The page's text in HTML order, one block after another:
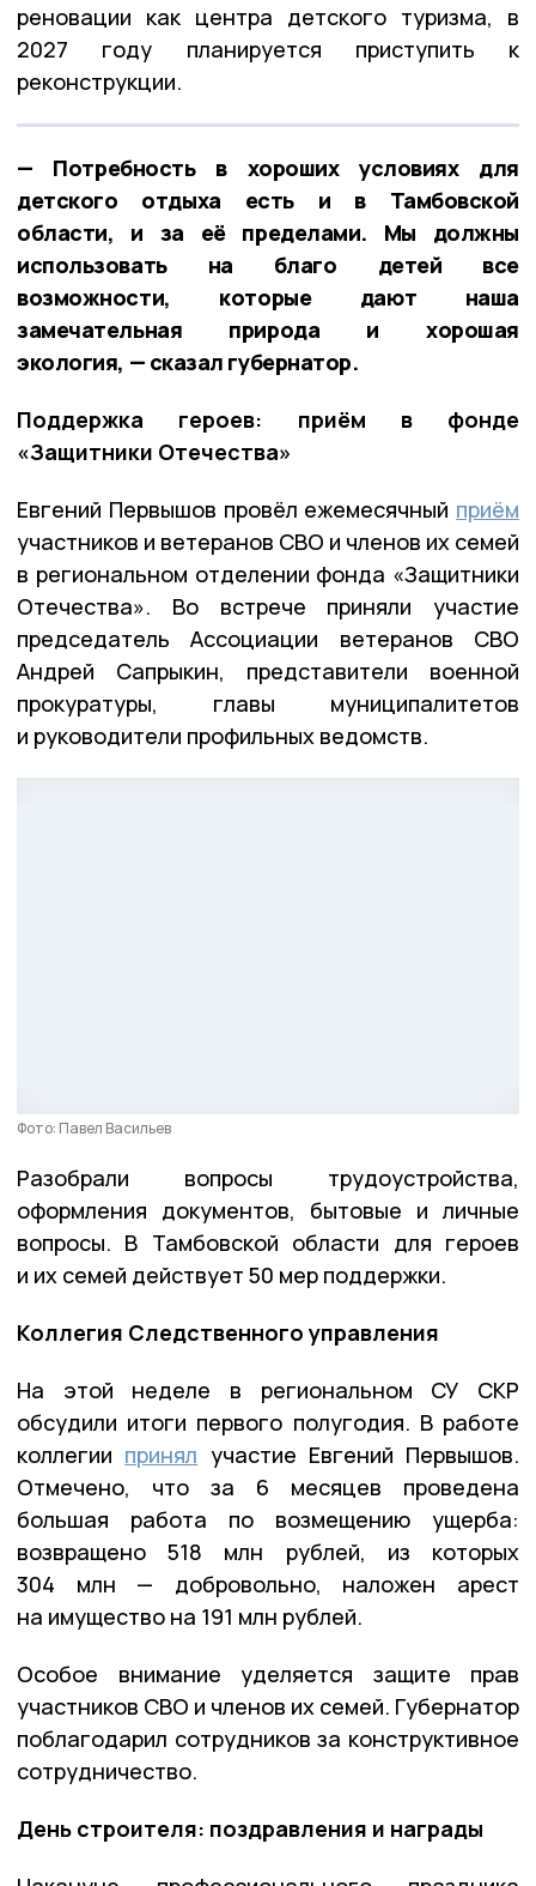
реновации как центра детского туризма, в
2027 году планируется приступить к
реконструкции.
— Потребность в хороших условиях для
детского отдыха есть и в Тамбовской
области, и за её пределами. Мы должны
использовать на благо детей все
возможности, которые дают наша
замечательная природа и хорошая
экология, — сказал губернатор.
Поддержка героев: приём в фонде
«Защитники Отечества»
Евгений Первышов провёл ежемесячный приём
участников и ветеранов СВО и членов их семей
в региональном отделении фонда «Защитники
Отечества». Во встрече приняли участие
председатель Ассоциации ветеранов СВО
Андрей Сапрыкин, представители военной
прокуратуры, главы муниципалитетов
и руководители профильных ведомств.
Фото: Павел Васильев
Разобрали вопросы трудоустройства,
оформления документов, бытовые и личные
вопросы. В Тамбовской области для героев
и их семей действует 50 мер поддержки.
Коллегия Следственного управления
На этой неделе в региональном СУ СКР
обсудили итоги первого полугодия. В работе
коллегии принял участие Евгений Первышов.
Отмечено, что за 6 месяцев проведена
большая работа по возмещению ущерба:
возвращено 518 млн рублей, из которых
304 млн — добровольно, наложен арест
на имущество на 191 млн рублей.
Особое внимание уделяется защите прав
участников СВО и членов их семей. Губернатор
поблагодарил сотрудников за конструктивное
сотрудничество.
День строителя: поздравления и награды